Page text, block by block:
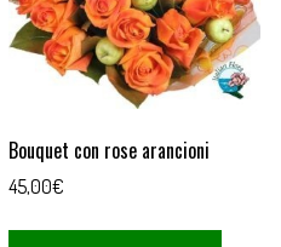
Bouquet con rose arancioni
45,00€